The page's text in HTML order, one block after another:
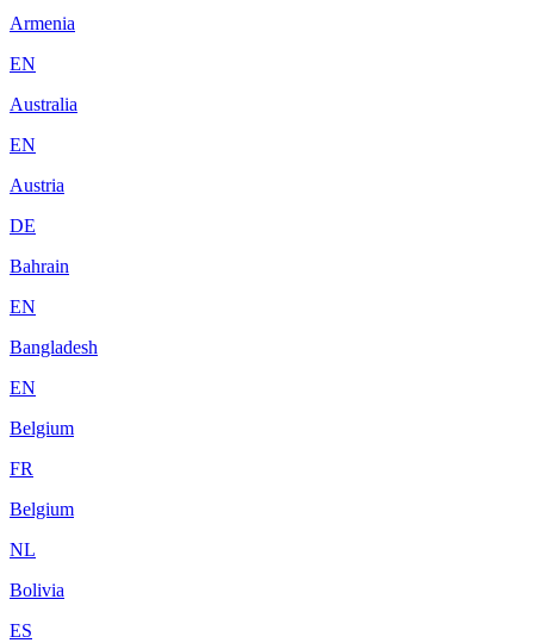
Armenia
EN
Australia
EN
Austria
DE
Bahrain
EN
Bangladesh
EN
Belgium
FR
Belgium
NL
Bolivia
ES